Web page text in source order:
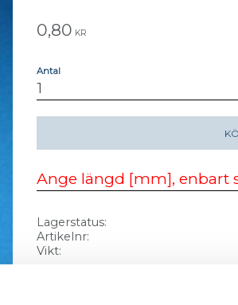
0,80 KR
Antal
Lagerstatus
Artikelnr
Vikt